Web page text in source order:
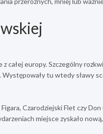
całej europy. Szczególny
tu wtedy sławy
Czarodziejski Flet czy
miejsce zyskało